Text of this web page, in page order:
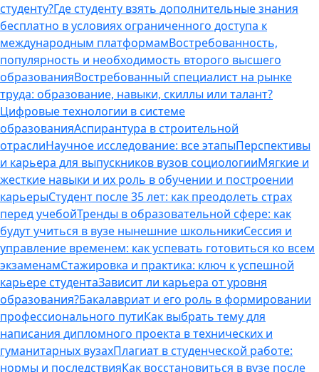
студенту?Где студенту взять дополнительные знания
бесплатно в условиях ограниченного доступа к
международным платформамВостребованность,
популярность и необходимость второго высшего
образованияВостребованный специалист на рынке
труда: образование, навыки, скиллы или талант?
Цифровые технологии в системе
образованияАспирантура в строительной
отраслиНаучное исследование: все этапыПерспективы
и карьера для выпускников вузов социологииМягкие и
жесткие навыки и их роль в обучении и построении
карьерыСтудент после 35 лет: как преодолеть страх
перед учебойТренды в образовательной сфере: как
будут учиться в вузе нынешние школьникиСессия и
управление временем: как успевать готовиться ко всем
экзаменамСтажировка и практика: ключ к успешной
карьере студентаЗависит ли карьера от уровня
образования?Бакалавриат и его роль в формировании
профессионального путиКак выбрать тему для
написания дипломного проекта в технических и
гуманитарных вузахПлагиат в студенческой работе:
нормы и последствияКак восстановиться в вузе после